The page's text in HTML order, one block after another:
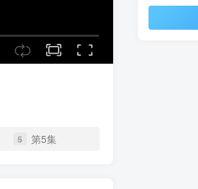
5 第5集